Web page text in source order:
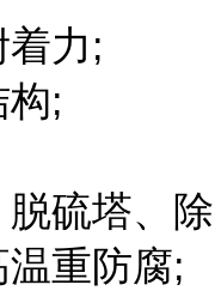
力;
;
硫塔、除
重防腐;